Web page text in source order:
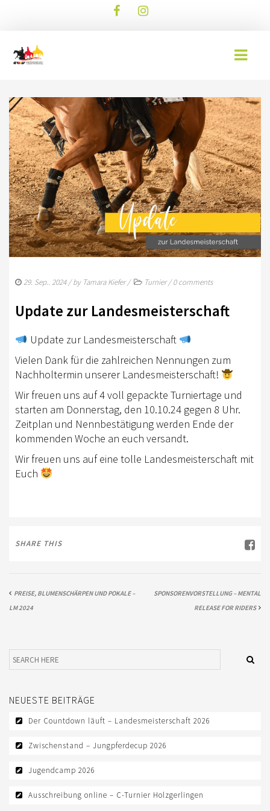
AKTUELLES
EWU BLOG
TERMINE
WESTERNREITER ONLINE
DOWNLOAD
WESTERNREITEN
EWU BUND
LANDESVERBÄNDE
MITGLIED WERDEN
EWU BAWÜ
VORSTAND
SPONSOREN
SPONSORINGKONZEPT
VERBANDSJACKEN & WESTEN
MITGLIED WERDEN
IMAGEFILM
BW-CUPSERIE
SPORTFÖRDERUNG
JUGEND
JUGENDFÖRDERUNG
FREIZEIT
29. Sep.. 2024/ by Tamara Kiefer/ Turnier/0 comments
Update zur Landesmeisterschaft
Update zur Landesmeisterschaft
Vielen Dank für die zahlreichen Nennungen zum
Nachholtermin unserer Landesmeisterschaft!
Wir freuen uns auf 4 voll gepackte Turniertage und
starten am Donnerstag, den 10.10.24 gegen 8 Uhr.
Zeitplan und Nennbestätigung werden Ende der
kommenden Woche an euch versandt.
Wir freuen uns auf eine tolle Landesmeisterschaft mit
Euch
SHARE THIS
PREISE, BLUMENSCHÄRPEN UND POKALE –
LM 2024
SPONSORENVORSTELLUNG – MENTAL
RELEASE FOR RIDERS
NEUESTE BEITRÄGE
Der Countdown läuft – Landesmeisterschaft 2026
Zwischenstand – Jungpferdecup 2026
Jugendcamp 2026
Ausschreibung online – C-Turnier Holzgerlingen